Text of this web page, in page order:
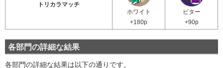
トリカラマッチ
ホワイト
+180p
ビター
+90p
各部門の詳細な結果
各部門の詳細な結果は以下の通りです。